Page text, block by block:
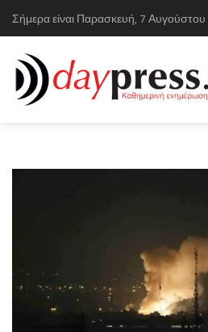
Σήμερα είναι Παρασκευή, 7